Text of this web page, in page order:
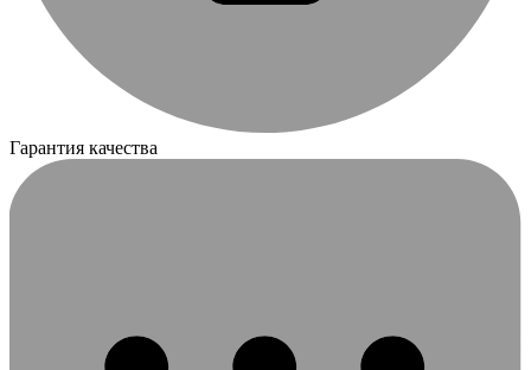
Гарантия качества